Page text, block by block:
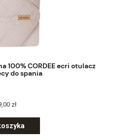
100% CORDEE ecri otulacz
do spania
zł